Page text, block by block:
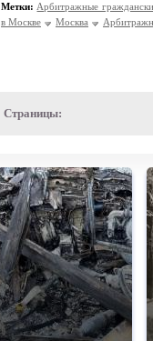
Метки: Арбитражные
в Москве
Москва
Страницы: